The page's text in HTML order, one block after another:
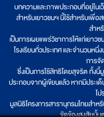
บทความและภาพประกอบที่อยู่ในเ
สำหรับเยาวชนฯ นี้ใช้สำหรับเพื่
สำห
เป็นการเผยแพร่วิชาการให้แก่เยาว
โรงเรียนทั่วประเทศ และจำนวนห
การ
ซึ่งเป็นการใช้สิทธิโดยสุจริต ทั้
ประกอบจากผู้เขียนแล้ว หากมีประเ
โ
มูลนิธิโครงการสารานุกรมไทยสำ
ขัดข้องสงสัยนั้น